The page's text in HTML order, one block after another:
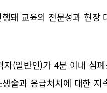
돼 교육의 전문성과 현장
(일반인)가 4분 이내 심
술과 응급처치에 대한 지